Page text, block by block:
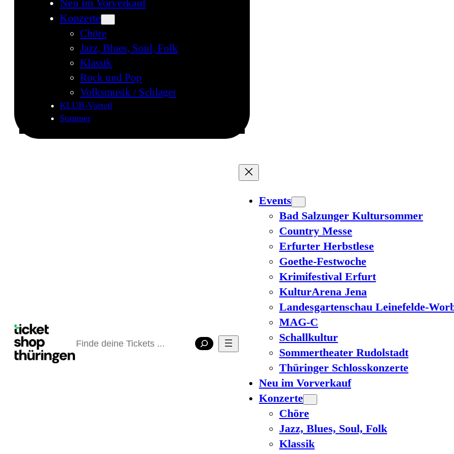
Neu im Vorverkauf
Konzerte
Chöre
Jazz, Blues, Soul, Folk
Klassik
Rock und Pop
Volksmusik / Schlager
KLUB-Vorteil
Sommer
Suchen
Events
Bad Salzunger Kultursommer
Country Messe
Erfurter Herbstlese
Goethe-Festwoche
Krimifestival Erfurt
KulturArena Jena
Landesgartenschau Leinefelde-
MAG-C
Schallkultur
Sommertheater Rudolstadt
Thüringer Schlosskonzerte
Neu im Vorverkauf
Konzerte
Chöre
Jazz, Blues, Soul, Folk
Klassik